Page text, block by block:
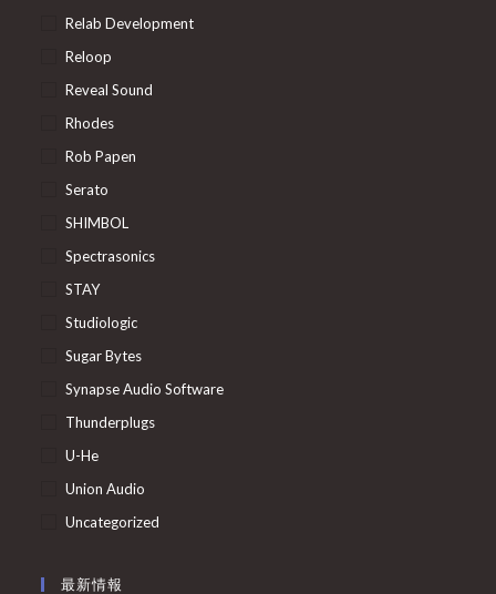
Relab Development
Reloop
Reveal Sound
Rhodes
Rob Papen
Serato
SHIMBOL
Spectrasonics
STAY
Studiologic
Sugar Bytes
Synapse Audio Software
Thunderplugs
U-He
Union Audio
Uncategorized
最新情報